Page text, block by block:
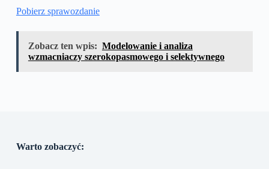
Pobierz sprawozdanie
Zobacz ten wpis: Modelowanie i analiza
wzmacniaczy szerokopasmowego i selektywnego
Warto zobaczyć: